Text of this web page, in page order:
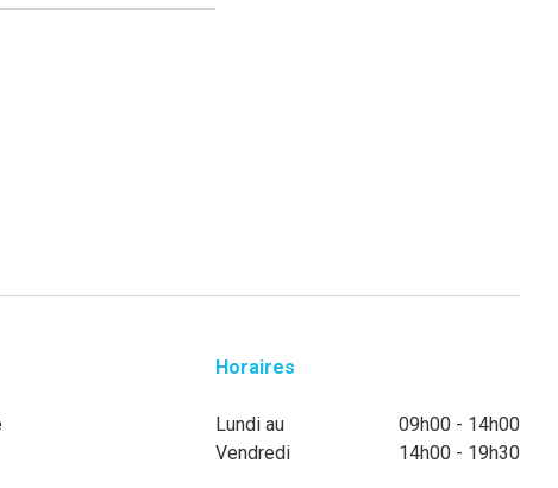
Horaires
Lundi au
Vendredi
09h00 - 14h00
14h00 - 19h30